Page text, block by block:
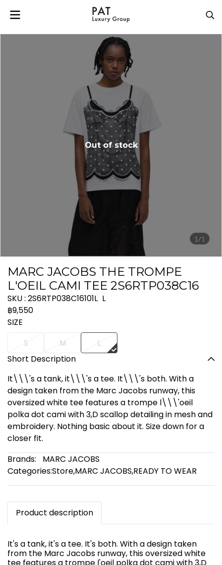
1/1
Out of stock
MARC JACOBS THE TROMPE
L'OEIL CAMI TEE 2S6RTP038C16
SKU : 2S6RTP038C16101L L
฿9,550
SIZE
S M L
Short Description
It\\\'s a tank, it\\\'s a tee. It\\\'s both. With a
design taken from the Marc Jacobs runway, this
oversized white tee features a trompe l\\\'oeil
polka dot cami with 3,D scallop detailing in mesh and
embroidery. Nothing basic about it. Size down for a
closer fit.
Brands:
MARC JACOBS
Categories:Store,MARC JACOBS,READY TO WEAR
Product description
It's a tank, it's a tee. It's both. With a design taken
from the Marc Jacobs runway, this oversized white